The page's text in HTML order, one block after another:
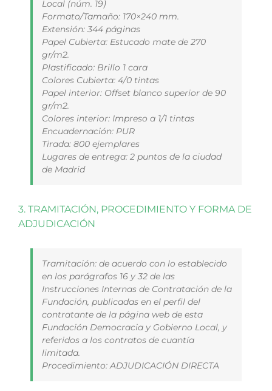
Local (núm. 19)
Formato/Tamaño: 170×240 mm.
Extensión: 344 páginas
Papel Cubierta: Estucado mate de 270
gr/m2.
Plastificado: Brillo 1 cara
Colores Cubierta: 4/0 tintas
Papel interior: Offset blanco superior de 90
gr/m2.
Colores interior: Impreso a 1/1 tintas
Encuadernación: PUR
Tirada: 800 ejemplares
Lugares de entrega: 2 puntos de la ciudad
de Madrid
3. TRAMITACIÓN, PROCEDIMIENTO Y FORMA DE
ADJUDICACIÓN
Tramitación: de acuerdo con lo establecido
en los parágrafos 16 y 32 de las
Instrucciones Internas de Contratación de la
Fundación, publicadas en el perfil del
contratante de la página web de esta
Fundación Democracia y Gobierno Local, y
referidos a los contratos de cuantía
limitada.
Procedimiento: ADJUDICACIÓN DIRECTA